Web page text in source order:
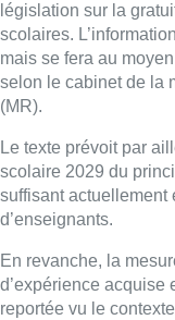
législation sur la
scolaires.
mais se fera au
selon le cabinet de la
(MR).
Le texte prévoit par
scolaire 2029 du
suffisant actuellement
d’enseignants.
En revanche, la
d’expérience acquise
reportée vu le